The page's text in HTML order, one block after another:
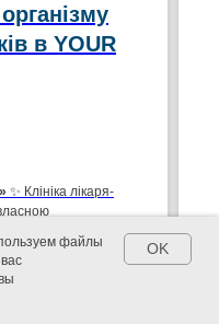
в YOUR
✨ Клініка лікаря-
файлы
OK